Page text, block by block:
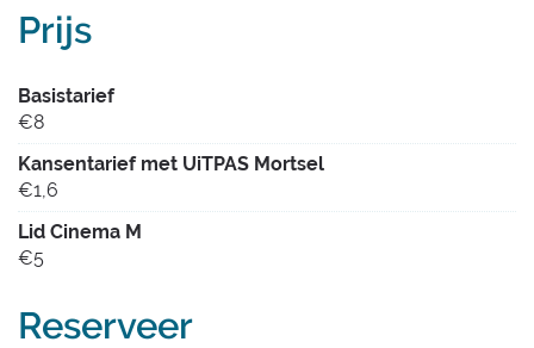
Prijs
Basistarief
€8
Kansentarief met UiTPAS Mortsel
€1,6
Lid Cinema M
€5
Reserveer